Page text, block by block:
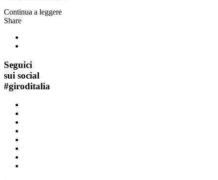
Continua a leggere
Share
Seguici
sui social
#giroditalia